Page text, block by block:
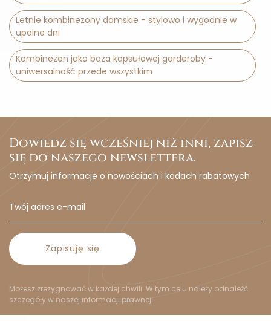
Letnie kombinezony damskie - stylowo i wygodnie w
upalne dni
Kombinezon jako baza kapsułowej garderoby -
uniwersalność przede wszystkim
Dowiedz się wcześniej niż inni, zapisz
się do naszego newslettera.
Otrzymuj informacje o nowościach i kodach rabatowych
Zapisuję się
Możesz zrezygnować w każdej chwili. W tym celu należy odnaleźć
szczegóły w naszej informacji prawnej.